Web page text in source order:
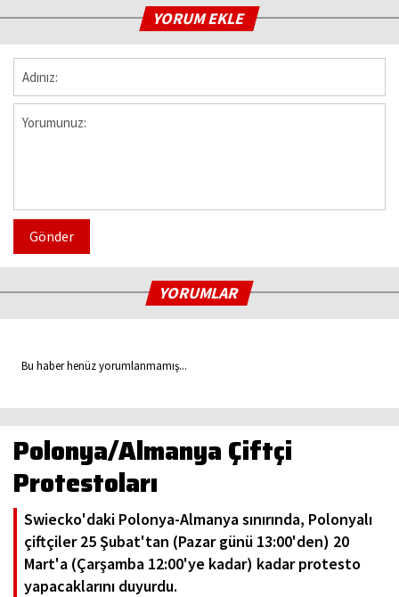
YORUM EKLE
Gönder
YORUMLAR
Bu haber henüz yorumlanmamış...
Polonya/Almanya Çiftçi
Protestoları
Swiecko'daki Polonya-Almanya sınırında, Polonyalı
çiftçiler 25 Şubat'tan (Pazar günü 13:00'den) 20
Mart'a (Çarşamba 12:00'ye kadar) kadar protesto
yapacaklarını duyurdu.